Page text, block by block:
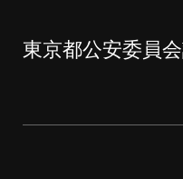
東京都公安委員